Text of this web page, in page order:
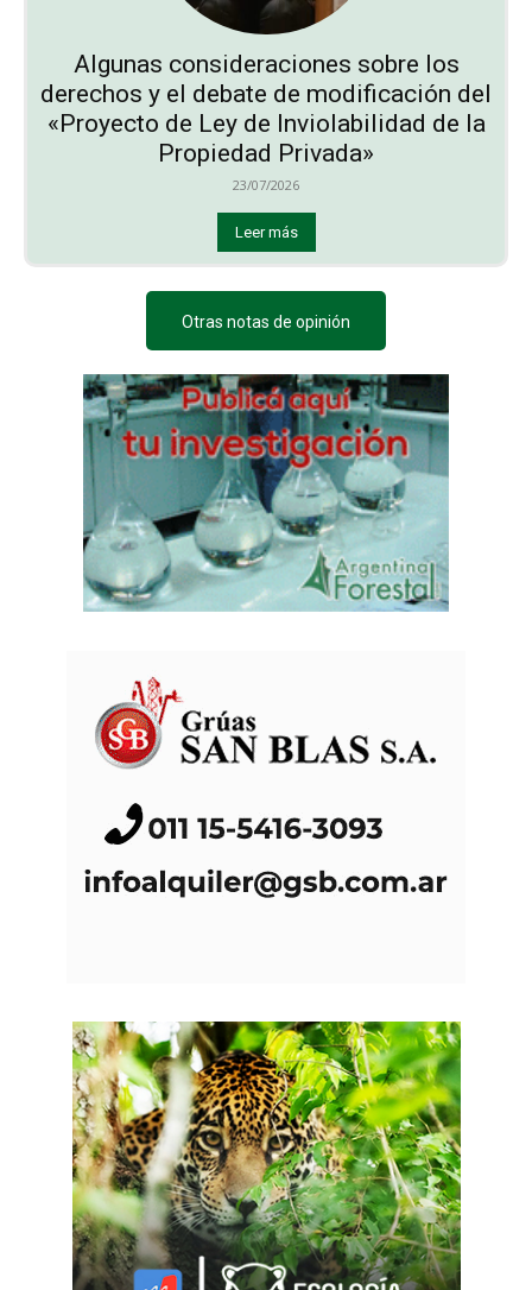
Algunas consideraciones sobre los
derechos y el debate de modificación del
«Proyecto de Ley de Inviolabilidad de la
Propiedad Privada»
23/07/2026
Leer más
Otras notas de opinión